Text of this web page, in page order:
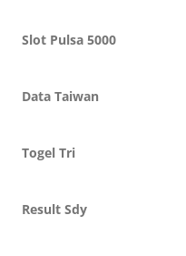
Slot Pulsa 5000
Data Taiwan
Togel Tri
Result Sdy